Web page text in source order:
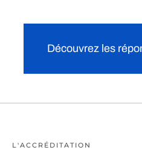
Découvrez les
L'ACCRÉDITATION